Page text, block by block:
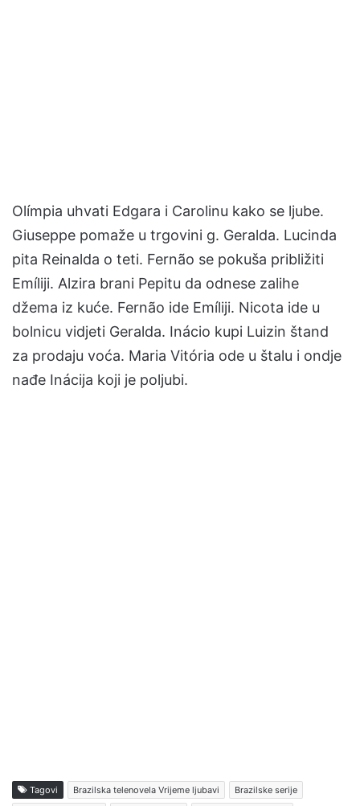
Olímpia uhvati Edgara i Carolinu kako se ljube.
Giuseppe pomaže u trgovini g. Geralda. Lucinda
pita Reinalda o teti. Fernão se pokuša približiti
Emíliji. Alzira brani Pepitu da odnese zalihe
džema iz kuće. Fernão ide Emíliji. Nicota ide u
bolnicu vidjeti Geralda. Inácio kupi Luizin štand
za prodaju voća. Maria Vitória ode u štalu i ondje
nađe Inácija koji je poljubi.
Tagovi Brazilska telenovela Vrijeme ljubavi Brazilske serije